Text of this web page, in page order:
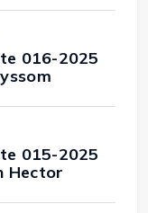
016-2025
015-2025
Hector